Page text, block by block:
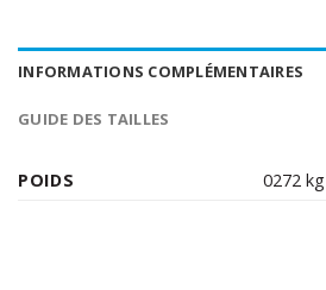
INFORMATIONS COMPLÉMENTAIRES
GUIDE DES TAILLES
POIDS 0272 kg